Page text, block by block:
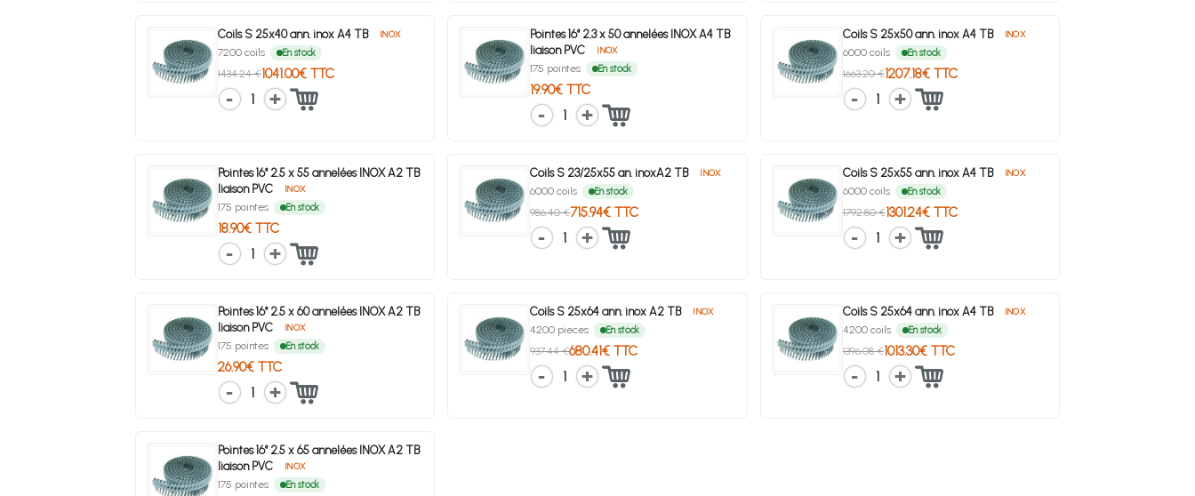
Coils S 25x40 ann. inox A4 TB INOX
7200 coils En stock
1434.24 €1041.00€ TTC
1
Pointes 16° 2.3 x 50 annelées INOX A4 TB
liaison PVC
INOX
175 pointes En stock
19.90€ TTC
1
Coils S 25x50 ann. inox A4 TB INOX
6000 coils En stock
1663.20 €1207.18€ TTC
1
Pointes 16° 2.5 x 55 annelées INOX A2 TB
liaison PVC
INOX
175 pointes En stock
18.90€ TTC
1
Coils S 23/25x55 an. inoxA2 TB INOX
6000 coils En stock
986.40 €715.94€ TTC
1
Coils S 25x55 ann. inox A4 TB INOX
6000 coils En stock
1792.80 €1301.24€ TTC
1
Pointes 16° 2.5 x 60 annelées INOX A2 TB
liaison PVC
INOX
175 pointes En stock
26.90€ TTC
1
Coils S 25x64 ann. inox A2 TB INOX
4200 pieces En stock
937.44 €680.41€ TTC
1
Coils S 25x64 ann. inox A4 TB INOX
4200 coils En stock
1396.08 €1013.30€ TTC
1
Pointes 16° 2.5 x 65 annelées INOX A2 TB
liaison PVC
INOX
175 pointes En stock